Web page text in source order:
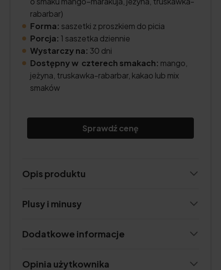
rabarbar)
Forma: saszetki z proszkiem do picia
Porcja: 1 saszetka dziennie
Wystarczy na: 30 dni
Dostępny w czterech smakach: mango,
jeżyna, truskawka-rabarbar, kakao lub mix
smaków
Sprawdź cenę
Opis produktu
Plusy i minusy
Dodatkowe informacje
Opinia użytkownika